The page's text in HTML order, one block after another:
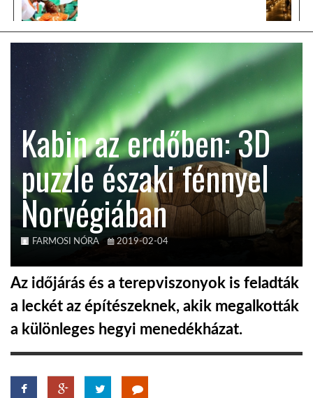
LATIN-AMERIKA
KÖZEL-KELET
AUSZTRÁLIA
A VILÁG ITTHON
GLOBOTV BP
HÍR3D
Kabin az erdőben: 3D
puzzle északi fénnyel
Norvégiában
FARMOSI NÓRA 2019-02-04
Az időjárás és a terepviszonyok is feladták
a leckét az építészeknek, akik megalkották
a különleges hegyi menedékházat.